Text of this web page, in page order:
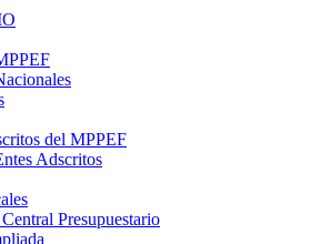
del MPPEF
Adscritos
Presupuestario